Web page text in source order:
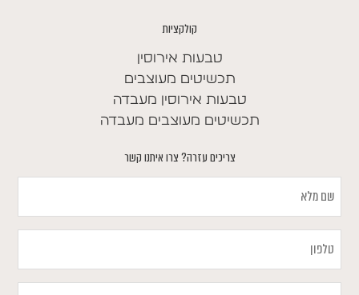
קולקציות
טבעות אירוסין
תכשיטים מעוצבים
טבעות אירוסין מעבדה
תכשיטים מעוצבים מעבדה
צריכים עזרה? צרו איתנו קשר
מלא
טלפון